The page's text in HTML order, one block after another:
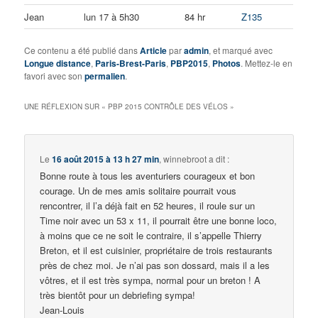
Jean
lun 17 à 5h30 84 hr Z135
Ce contenu a été publié dansArticleparadmin, et marqué avec
Longue distance, Paris-Brest-Paris, PBP2015, Photos. Mettez-le en
favori avec sonpermalien.
UNE RÉFLEXION SUR « PBP 2015 CONTRÔLE DES VÉLOS »
Le16 août 2015 à 13 h 27 min,winnebroota dit :
Bonne route à tous les aventuriers courageux et bon
courage. Un de mes amis solitaire pourrait vous
rencontrer, il l’a déjà fait en 52 heures, il roule sur un
Time noir avec un 53 x 11, il pourrait être une bonne loco,
à moins que ce ne soit le contraire, il s’appelle Thierry
Breton, et il est cuisinier, propriétaire de trois restaurants
près de chez moi. Je n’ai pas son dossard, mais il a les
vôtres, et il est très sympa, normal pour un breton ! A
très bientôt pour un debriefing sympa!
Jean-Louis